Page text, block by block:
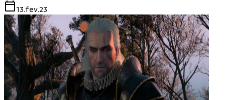
13.fev.23